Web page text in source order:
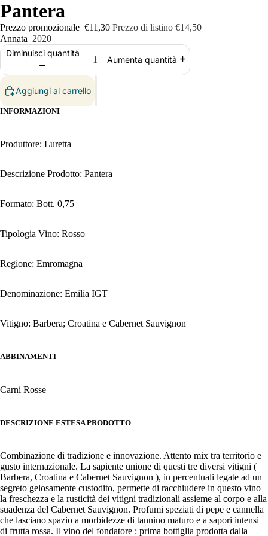
Pantera
Prezzo promozionale €11,30 Prezzo di listino€14,50
Annata 2020
Diminuisci quantità
Aumenta quantità
Aggiungi al carrello
INFORMAZIONI
Produttore: Luretta
Descrizione Prodotto: Pantera
Formato: Bott. 0,75
Tipologia Vino: Rosso
Regione: Emromagna
Denominazione: Emilia IGT
Vitigno: Barbera; Croatina e Cabernet Sauvignon
ABBINAMENTI
Carni Rosse
DESCRIZIONE ESTESA PRODOTTO
Combinazione di tradizione e innovazione. Attento mix tra territorio e
gusto internazionale. La sapiente unione di questi tre diversi vitigni (
Barbera, Croatina e Cabernet Sauvignon ), in percentuali legate ad un
segreto gelosamente custodito, permette di racchiudere in questo vino
la freschezza e la rusticità dei vitigni tradizionali assieme al corpo e alla
suadenza del Cabernet Sauvignon. Profumi speziati di pepe e cannella
che lasciano spazio a morbidezze di tannino maturo e a sapori intensi
di frutta rossa. Il vino del fondatore : prima bottiglia prodotta dalla